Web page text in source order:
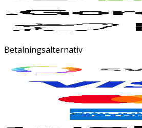
Betalningsalternativ